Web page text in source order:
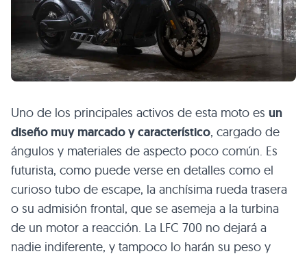
Uno de los principales activos de esta moto es un
diseño muy marcado y característico, cargado de
ángulos y materiales de aspecto poco común. Es
futurista, como puede verse en detalles como el
curioso tubo de escape, la anchísima rueda trasera
o su admisión frontal, que se asemeja a la turbina
de un motor a reacción. La LFC 700 no dejará a
nadie indiferente, y tampoco lo harán su peso y